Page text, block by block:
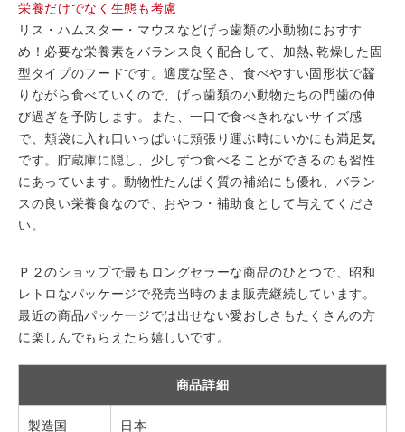
栄養だけでなく生態も考慮
リス・ハムスター・マウスなどげっ歯類の小動物におすす
め！必要な栄養素をバランス良く配合して、加熱､乾燥した固
型タイプのフードです。適度な堅さ、食べやすい固形状で齧
りながら食べていくので、げっ歯類の小動物たちの門歯の伸
び過ぎを予防します。また、一口で食べきれないサイズ感
で、頬袋に入れ口いっぱいに頬張り運ぶ時にいかにも満足気
です。貯蔵庫に隠し、少しずつ食べることができるのも習性
にあっています。動物性たんぱく質の補給にも優れ、バラン
スの良い栄養食なので、おやつ・補助食として与えてくださ
い。
Ｐ２のショップで最もロングセラーな商品のひとつで、昭和
レトロなパッケージで発売当時のまま販売継続しています。
最近の商品パッケージでは出せない愛おしさもたくさんの方
に楽しんでもらえたら嬉しいです。
商品詳細
製造国 日本